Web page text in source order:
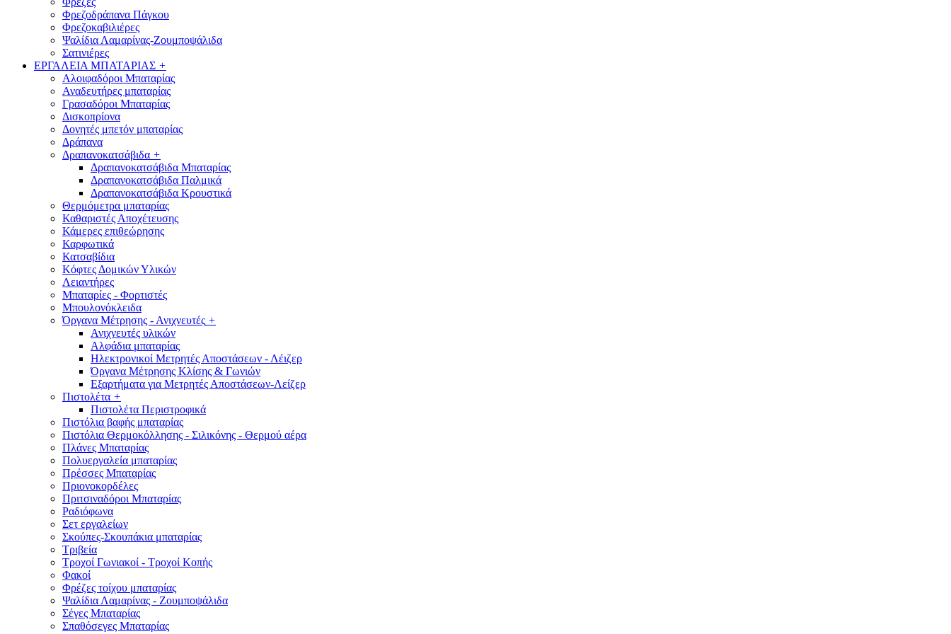
Φρεζοδράπανα Πάγκου
Φρεζοκαβιλιέρες
Ψαλίδια Λαμαρίνας-Ζουμποψάλιδα
Σατινιέρες
ΕΡΓΑΛΕΙΑ ΜΠΑΤΑΡΙΑΣ +
Αλοιφαδόροι Μπαταρίας
Αναδευτήρες μπαταρίας
Γρασαδόροι Μπαταρίας
Δισκοπρίονα
Δονητές μπετόν μπαταρίας
Δράπανα
Δραπανοκατσάβιδα +
Δραπανοκατσάβιδα Μπαταρίας
Δραπανοκατσάβιδα Παλμικά
Δραπανοκατσάβιδα Κρουστικά
Θερμόμετρα μπαταρίας
Καθαριστές Αποχέτευσης
Κάμερες επιθεώρησης
Καρφωτικά
Κατσαβίδια
Κόφτες Δομικών Υλικών
Λειαντήρες
Μπαταρίες - Φορτιστές
Μπουλονόκλειδα
Όργανα Μέτρησης - Ανιχνευτές +
Ανιχνευτές υλικών
Αλφάδια μπαταρίας
Ηλεκτρονικοί Μετρητές Αποστάσεων - Λέιζερ
Όργανα Μέτρησης Κλίσης & Γωνιών
Εξαρτήματα για Μετρητές Αποστάσεων-Λείζερ
Πιστολέτα +
Πιστολέτα Περιστροφικά
Πιστόλια βαφής μπαταρίας
Πιστόλια Θερμοκόλλησης - Σιλικόνης - Θερμού αέρα
Πλάνες Μπαταρίας
Πολυεργαλεία μπαταρίας
Πρέσσες Μπαταρίας
Πριονοκορδέλες
Πριτσιναδόροι Μπαταρίας
Ραδιόφωνα
Σετ εργαλείων
Σκούπες-Σκουπάκια μπαταρίας
Τριβεία
Τροχοί Γωνιακοί - Τροχοί Κοπής
Φακοί
Φρέζες τοίχου μπαταρίας
Ψαλίδια Λαμαρίνας - Ζουμποψάλιδα
Σέγες Μπαταρίας
Σπαθόσεγες Μπαταρίας